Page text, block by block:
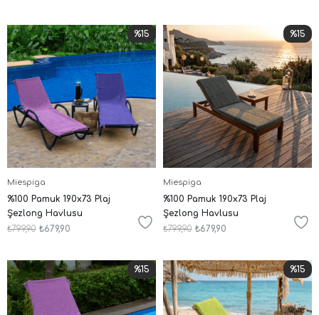
Miespiga
%100 Pamuk 190x73 Plaj
Şezlong Havlusu
₺679,90
₺799,90
%15
Miespiga
%100 Pamuk 190x73 Plaj
Şezlong Havlusu
₺679,90
₺799,90
%15
%15 %15